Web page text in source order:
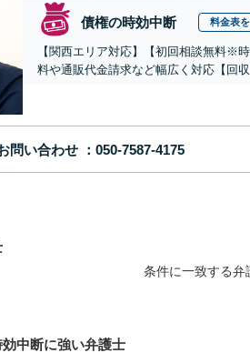
債権の時効中断 料金表
【関西エリア対応】【初回相談無料※
料や通販代金請求など幅広く対応【回
問い合わせ
条件に一致する弁
中断に強い弁護士